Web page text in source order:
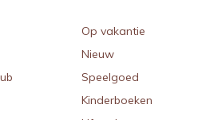
Op vakantie
Nieuw
Speelgoed
Kinderboeken